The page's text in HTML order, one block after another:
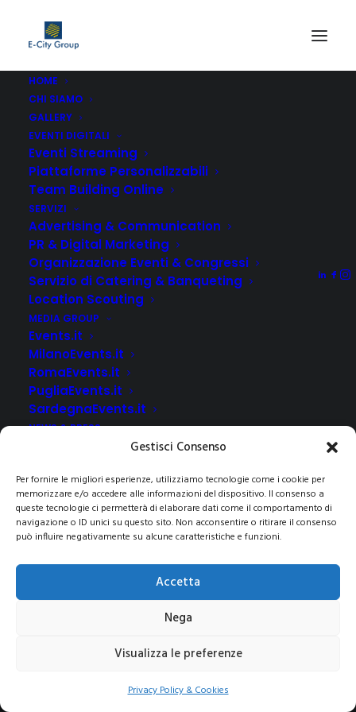
Gestisci Consenso
Per fornire le migliori esperienze, utilizziamo tecnologie come i cookie per
memorizzare e/o accedere alle informazioni del dispositivo. Il consenso a
queste tecnologie ci permetterà di elaborare dati come il comportamento di
navigazione o ID unici su questo sito. Non acconsentire o ritirare il consenso
può influire negativamente su alcune caratteristiche e funzioni.
Accetta
Nega
Visualizza le preferenze
Privacy Policy & Cookies
HOME
CHI SIAMO
GALLERY
EVENTI DIGITALI
Eventi Streaming
Piattaforme Personalizzabili
Team Building Online
SERVIZI
Advertising & Communication
PR & Digital Marketing
Organizzazione Eventi & Congressi
Servizio di Catering & Banqueting
Location Scouting
MEDIA GROUP
Events.it
MilanoEvents.it
RomaEvents.it
PugliaEvents.it
SardegnaEvents.it
NEWS & PRESS
Non è stato trovato nulla.
SEDE LEGALE:Via Privata Galeno 6, 20126 – Milano(MI)REA MI 2112156 – C.F.
Privacy e Cookie Policy